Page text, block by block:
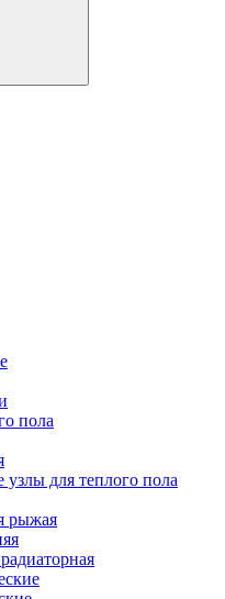
пола
для теплого пола
рыжая